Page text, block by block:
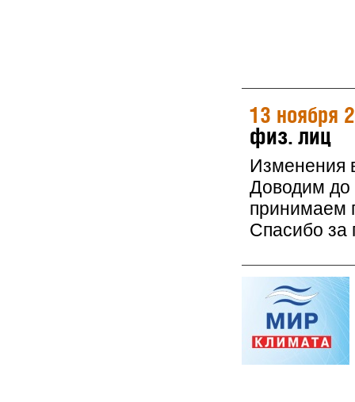
13 ноября
физ. лиц
Изменения
Доводим до
принимаем
Спасибо за